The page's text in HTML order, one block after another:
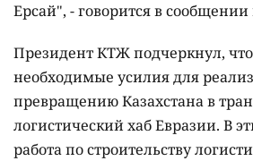
Ерсай", - говорится в
Президент КТЖ подчеркнул,
необходимые усилия для
превращению Казахстана в
логистический хаб Евразии. В
работа по строительству